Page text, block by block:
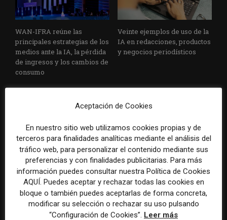
WAN-IFRA reúne las
principales estrategias de los
medios ante la IA, la pérdida
de ingresos y los cambios de
consumo
Veinte ejemplos de uso de la
IA en redacciones, productos
y negocios periodísticos
La bolsa ha borrado hasta el
98% del valor de algunos
grandes grupos de prensa
tradicionales
Los medios tienen audiencia,
pero no siempre comunidad:
cómo activar a los lectores
que siguen las noticias en
silencio
Aceptación de Cookies
En nuestro sitio web utilizamos cookies propias y de
terceros para finalidades analíticas mediante el análisis del
tráfico web, para personalizar el contenido mediante sus
preferencias y con finalidades publicitarias. Para más
información puedes consultar nuestra Política de Cookies
AQUÍ. Puedes aceptar y rechazar todas las cookies en
bloque o también puedes aceptarlas de forma concreta,
modificar su selección o rechazar su uso pulsando
“Configuración de Cookies”. Leer más